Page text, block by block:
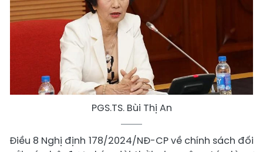
PGS.TS. Bùi Thị An
Điều 8 Nghị định 178/2024/NĐ-CP về chính sách đối